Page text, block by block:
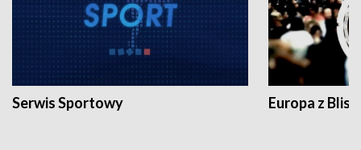
Serwis Sportowy Europa z